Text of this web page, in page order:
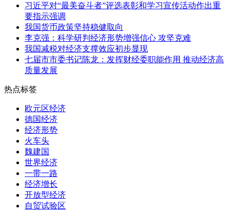
习近平对“最美奋斗者”评选表彰和学习宣传活动作出重
要指示强调
我国货币政策坚持稳健取向
李克强：科学研判经济形势增强信心 攻坚克难
我国减税对经济支撑效应初步显现
七届市市委书记陈龙：发挥财经委职能作用 推动经济高
质量发展
热点标签
欧元区经济
德国经济
经济形势
火车头
魏建国
世界经济
一带一路
经济增长
开放型经济
自贸试验区